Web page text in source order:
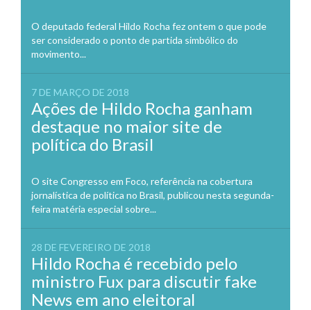
O deputado federal Hildo Rocha fez ontem o que pode
ser considerado o ponto de partida simbólico do
movimento...
7 DE MARÇO DE 2018
Ações de Hildo Rocha ganham
destaque no maior site de
política do Brasil
O site Congresso em Foco, referência na cobertura
jornalística de política no Brasil, publicou nesta segunda-
feira matéria especial sobre...
28 DE FEVEREIRO DE 2018
Hildo Rocha é recebido pelo
ministro Fux para discutir fake
News em ano eleitoral